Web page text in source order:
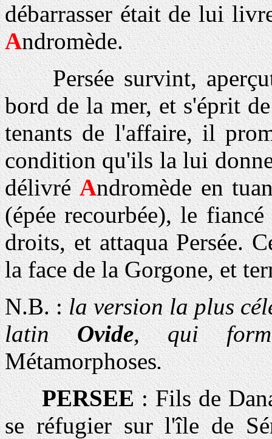
débarrasser était de lui
Andromède.
Persée survint, aperçut
bord de la mer, et s'éprit
tenants de l'affaire, il
condition qu'ils la lui
délivréAndromède en
(épée recourbée), le
droits, et attaqua Persée.
la face de la Gorgone, et
N.B. :la version la plus
latinOvide, qui
Métamorphoses.
PERSEE: Fils de
se réfugier sur l'île de